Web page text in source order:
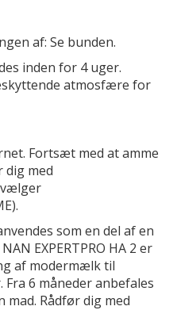
af: Se bunden.
inden for 4 uger.
atmosfære for
Fortsæt med at amme
dig med
som en del af en
EXPERTPRO HA 2 er
af modermælk til
6 måneder anbefales
mad. Rådfør dig med